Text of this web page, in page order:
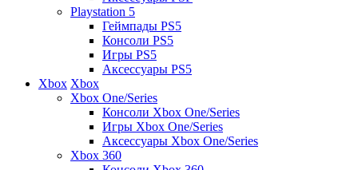
Playstation 5
Геймпады PS5
Консоли PS5
Игры PS5
Аксессуары PS5
Xbox Xbox
Xbox One/Series
Консоли Xbox One/Series
Игры Xbox One/Series
Аксессуары Xbox One/Series
Xbox 360